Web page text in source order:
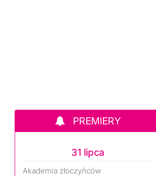
PREMIERY
31 lipca
Akademia złoczyńców